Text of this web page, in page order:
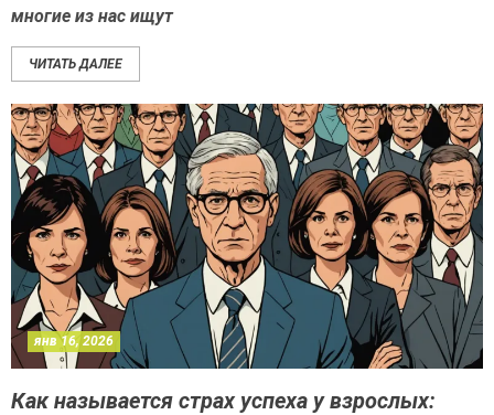
многие из нас ищут
ЧИТАТЬ ДАЛЕЕ
янв 16, 2026
Как называется страх успеха у взрослых: